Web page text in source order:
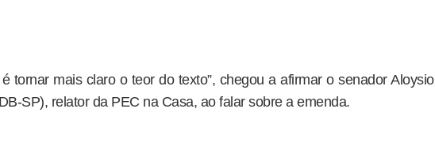
é tornar mais claro o teor do texto”, chegou a afirmar o senador Aloysio
SP), relator da PEC na Casa, ao falar sobre a emenda.